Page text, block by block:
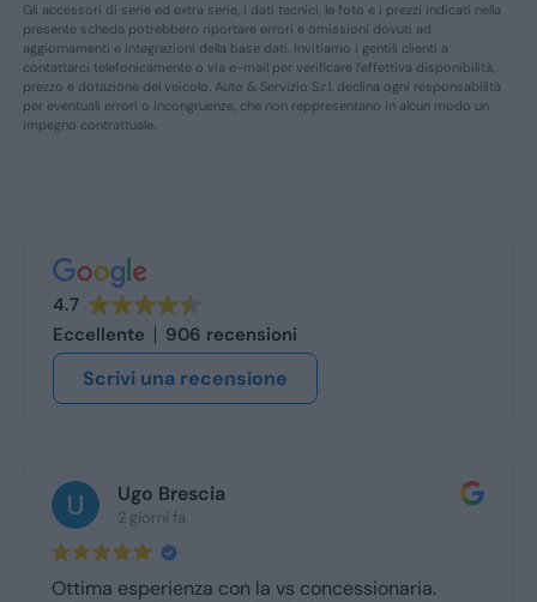
Gli accessori di serie ed extra serie, i dati tecnici, le foto e i prezzi indicati nella
presente scheda potrebbero riportare errori e omissioni dovuti ad
aggiornamenti e integrazioni della base dati. Invitiamo i gentili clienti a
contattarci telefonicamente o via e-mail per verificare l’effettiva disponibilità,
prezzo e dotazione del veicolo. Auto & Servizio S.r.l. declina ogni responsabilità
per eventuali errori o incongruenze, che non reppresentano in alcun modo un
impegno contrattuale.
4.7
Eccellente
906 recensioni
Scrivi una recensione
Ugo Brescia
2 giorni fa
Ottima esperienza con la vs concessionaria.